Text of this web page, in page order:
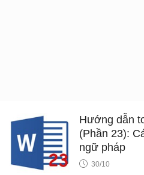
Hướng dẫn
(Phần 23):
ngữ pháp
30/10